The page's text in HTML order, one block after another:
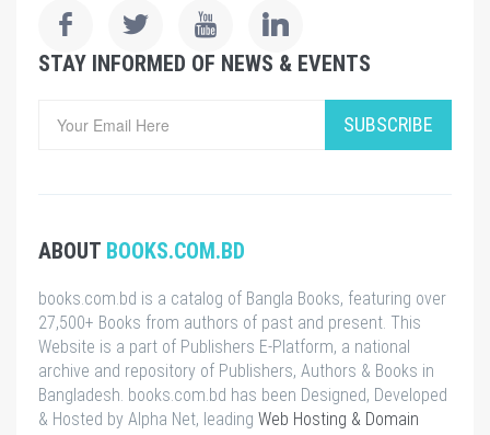
STAY INFORMED OF NEWS & EVENTS
SUBSCRIBE
ABOUT BOOKS.COM.BD
books.com.bd is a catalog of Bangla Books, featuring over
27,500+ Books from authors of past and present. This
Website is a part of Publishers E-Platform, a national
archive and repository of Publishers, Authors & Books in
Bangladesh. books.com.bd has been Designed, Developed
& Hosted by Alpha Net, leading Web Hosting & Domain